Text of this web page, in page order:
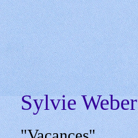
Sylvie Weber